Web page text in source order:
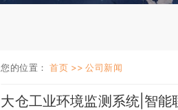
您的位置：首页 >>公司新闻
大仓工业环境监测系统|智能